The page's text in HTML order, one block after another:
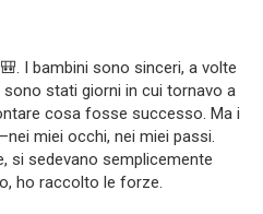
I bambini sono sinceri, a volte
stati giorni in cui tornavo a
cosa fosse successo. Ma i
miei occhi, nei miei passi.
si sedevano semplicemente
ho raccolto le forze.